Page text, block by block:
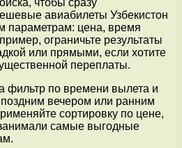
авиабилеты Узбекистон
параметрам: цена, время
ограничьте результаты
или прямыми, если хотите
переплаты.
фильтр по времени вылета и
вечером или ранним
сортировку по цене,
самые выгодные